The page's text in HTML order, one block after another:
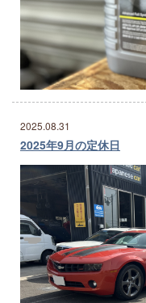
2025.08.31
2025年9月の定休日